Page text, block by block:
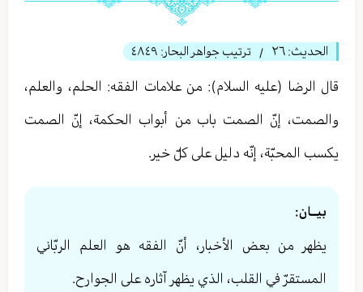
الحديث: ٢٦ / ترتيب جواهر البحار: ٤٨٤٩
قال الرضا (عليه السلام): من علامات الفقه: الحلم، والعلم،
والصمت، إنّ الصمت باب من أبواب الحكمة، إنّ الصمت
يكسب المحبّة، إنّه دليل على كلّ خير.
بيــان:
يظهر من بعض الأخبار، أنّ الفقه هو العلم الربّاني
المستقرّ في القلب، الذي يظهر آثاره على الجوارح.